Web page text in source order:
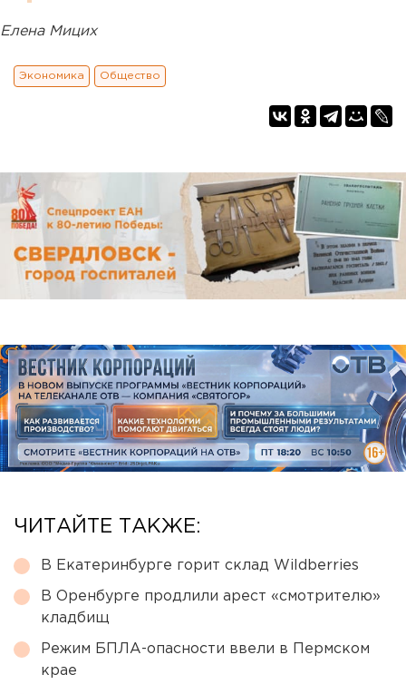
Елена Мицих
Экономика Общество
ЧИТАЙТЕ ТАКЖЕ:
В Екатеринбурге горит склад Wildberries
В Оренбурге продлили арест «смотрителю»
кладбищ
Режим БПЛА-опасности ввели в Пермском
крае